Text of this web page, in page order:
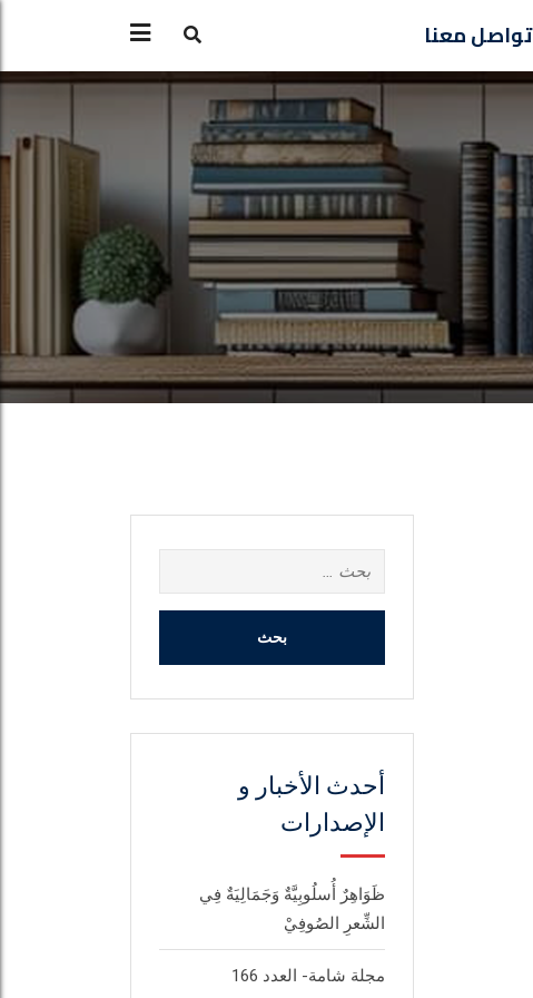
تواصل معنا
عن:
أحدث الأخبار و
الإصدارات
ظَوَاهِرٌ أُسلُوبِيَّةٌ وَجَمَالِيَةٌ فِي
الشِّعرِ الصُوفِيْ
مجلة شامة- العدد 166